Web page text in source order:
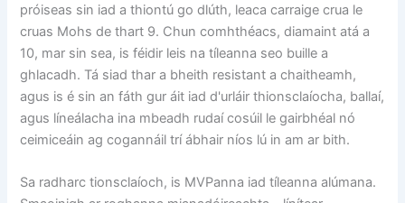
próiseas sin iad a thiontú go dlúth, leaca carraige crua le
cruas Mohs de thart 9. Chun comhthéacs, diamaint atá a
10, mar sin sea, is féidir leis na tíleanna seo buille a
ghlacadh. Tá siad thar a bheith resistant a chaitheamh,
agus is é sin an fáth gur áit iad d'urláir thionsclaíocha, ballaí,
agus líneálacha ina mbeadh rudaí cosúil le gairbhéal nó
ceimiceáin ag cogannáil trí ábhair níos lú in am ar bith.
Sa radharc tionsclaíoch, is MVPanna iad tíleanna alúmana.